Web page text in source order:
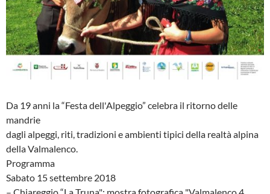
Da 19 anni la “Festa dell'Alpeggio” celebra il ritorno delle
mandrie
dagli alpeggi, riti, tradizioni e ambienti tipici della realtà alpina
della Valmalenco.
Programma
Sabato 15 settembre 2018
– Chiareggio “La Truna": mostra fotografica "Valmalenco 4